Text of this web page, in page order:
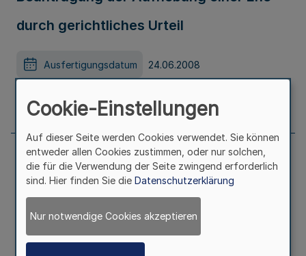
durch gerichtliches Urteil
Ausfertigungsdatum 24.06.2008
Seite 517
Verordnung über die Ermächtigung des
Justizministeriums zum Erlass einer
Rechtsverordnung nach § 1 ZahlVGJG
Cookie-Einstellungen
Auf dieser Seite werden Cookies verwendet. Sie können
entweder allen Cookies zustimmen, oder nur solchen,
die für die Verwendung der Seite zwingend erforderlich
sind. Hier finden Sie die Datenschutzerklärung
Nur notwendige Cookies akzeptieren